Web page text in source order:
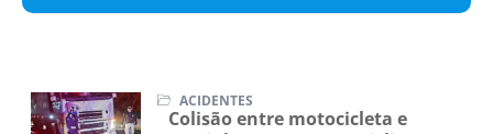
ACIDENTES
Colisão entre motocicleta e